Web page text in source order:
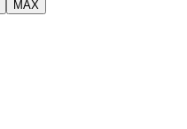
MAX